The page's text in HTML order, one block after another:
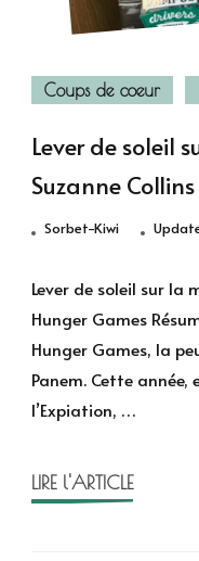
Coups de coeur
Lever de soleil
Suzanne Collins
Sorbet-Kiwi
Lever de soleil sur la
Hunger Games
Hunger Games, la
Panem. Cette année,
l’Expiation, …
LIRE l'ARTICLE